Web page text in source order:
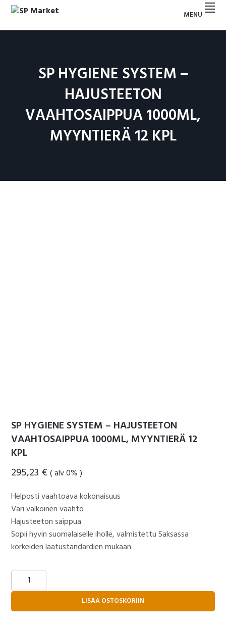
Hyppää
valikkoon
Hyppää
Hyppää
sivupalkkiin
Hyppää
SP
MENU
SP HYGIENE SYSTEM –
HAJUSTEETON
VAAHTOSAIPPUA 1000ML,
MYYNTIERÄ 12 KPL
SP HYGIENE SYSTEM – HAJUSTEETON
VAAHTOSAIPPUA 1000ML, MYYNTIERÄ 12
KPL
295,23 € ( alv 0% )
Helposti vaahtoava kokonaisuus
Väri valkoinen vaahto
Hajusteeton saippua
Sopii hyvin suomalaiselle iholle, valmistettu Saksassa
korkeiden laatustandardien mukaan.
SP
HYGIENE
-
LISÄÄ OSTOSKORIIN